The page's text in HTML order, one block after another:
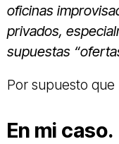
oficinas
privados,
supuestas
Por supuesto que
En mi caso.